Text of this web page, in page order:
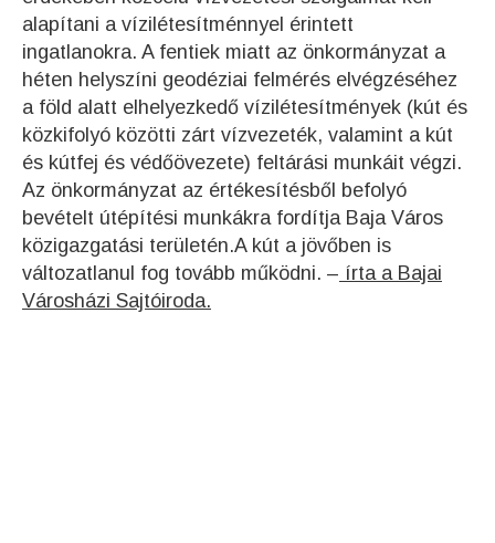
alapítani a vízilétesítménnyel érintett
ingatlanokra. A fentiek miatt az önkormányzat a
héten helyszíni geodéziai felmérés elvégzéséhez
a föld alatt elhelyezkedő vízilétesítmények (kút és
közkifolyó közötti zárt vízvezeték, valamint a kút
és kútfej és védőövezete) feltárási munkáit végzi.
Az önkormányzat az értékesítésből befolyó
bevételt útépítési munkákra fordítja Baja Város
közigazgatási területén.A kút a jövőben is
változatlanul fog tovább működni. – írta a Bajai
Városházi Sajtóiroda.